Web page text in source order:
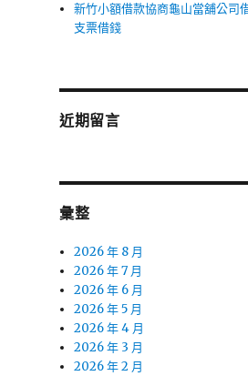
新竹小額借款協商龜山當舖公司
支票借錢
近期留言
彙整
2026 年 8 月
2026 年 7 月
2026 年 6 月
2026 年 5 月
2026 年 4 月
2026 年 3 月
2026 年 2 月